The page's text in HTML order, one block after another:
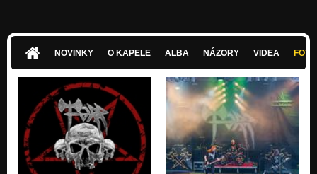
Přes propast času
Törritorium
Generace mrtvol
Törritorium
Milion let
Törritorium
NOVINKY O KAPELE ALBA NÁZORY VIDEA